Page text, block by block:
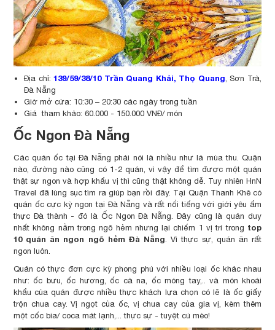
Địa chỉ:139/59/38/10 Trần Quang Khải, Thọ Quang , Sơn Trà,
Đà Nẵng
Giờ mở cửa: 10:30 – 20:30 các ngày trong tuần
Giá tham khảo: 60.000 - 150.000 VNĐ/ món
Ốc Ngon Đà Nẵng
Các quán ốc tại Đà Nẵng phải nói là nhiều như lá mùa thu. Quận
nào, đường nào cũng có 1-2 quán, vì vậy để tìm được một quán
thật sự ngon và hợp khẩu vị thì cũng thật không dễ. Tuy nhiên HnN
Travel đã lùng sục tìm ra giúp bạn rồi đây. Tại Quận Thanh Khê có
quán ốc cực kỳ ngon tại Đà Nẵng và rất nổi tiếng với giới yêu ẩm
thực Đà thành - đó là Ốc Ngon Đà Nẵng. Đây cũng là quán duy
nhất không nằm trong ngõ hẻm nhưng lại chiếm 1 vị trí trong top
10 quán ăn ngon ngõ hẻm Đà Nẵng . Vì thực sự, quán ăn rất
ngon luôn.
Quán có thực đơn cực kỳ phong phú với nhiều loại ốc khác nhau
như: ốc bưu, ốc hương, ốc cà na, ốc móng tay,.. và món khoái
khẩu của quán được nhiều thực khách lựa chọn có lẽ là ốc giấy
trộn chua cay. Vị ngọt của ốc, vị chua cay của gia vị, kèm thêm
một cốc bia/ coca mát lạnh,... thực sự - tuyệt cú mèo!